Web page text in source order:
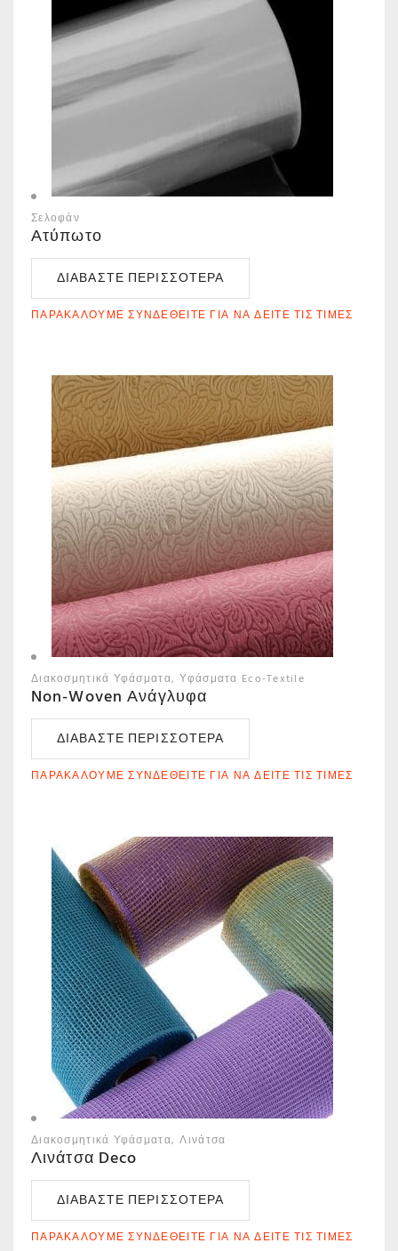
Σελοφάν
Ατύπωτο
ΔΙΑΒΆΣΤΕ ΠΕΡΙΣΣΌΤΕΡΑ
ΠΑΡΑΚΑΛΟΎΜΕ ΣΥΝΔΕΘΕΊΤΕ ΓΙΑ ΝΑ ΔΕΊΤΕ ΤΙΣ ΤΙΜΈΣ
Διακοσμητικά Υφάσματα Υφάσματα Eco-Textile
Non-Woven Ανάγλυφα
ΔΙΑΒΆΣΤΕ ΠΕΡΙΣΣΌΤΕΡΑ
ΠΑΡΑΚΑΛΟΎΜΕ ΣΥΝΔΕΘΕΊΤΕ ΓΙΑ ΝΑ ΔΕΊΤΕ ΤΙΣ ΤΙΜΈΣ
Διακοσμητικά Υφάσματα Λινάτσα
Λινάτσα Deco
ΔΙΑΒΆΣΤΕ ΠΕΡΙΣΣΌΤΕΡΑ
ΠΑΡΑΚΑΛΟΎΜΕ ΣΥΝΔΕΘΕΊΤΕ ΓΙΑ ΝΑ ΔΕΊΤΕ ΤΙΣ ΤΙΜΈΣ